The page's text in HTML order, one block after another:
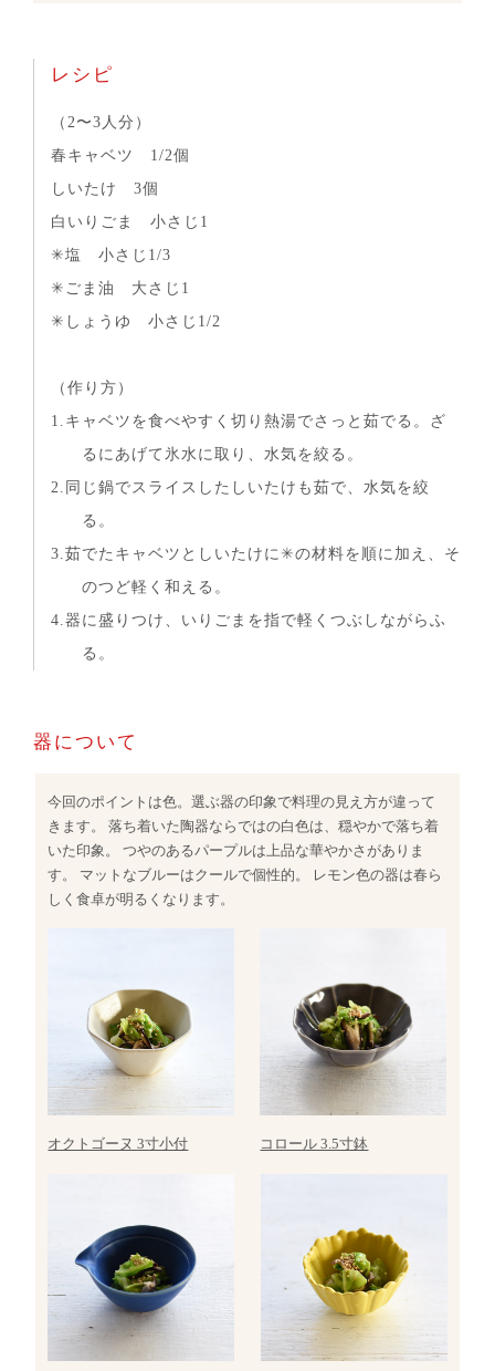
レシピ
（2〜3人分）
春キャベツ 1/2個
しいたけ 3個
白いりごま 小さじ1
✳︎塩 小さじ1/3
✳︎ごま油 大さじ1
✳︎しょうゆ 小さじ1/2
（作り方）
1.キャベツを食べやすく切り熱湯でさっと茹でる。ざ
るにあげて氷水に取り、水気を絞る。
2.同じ鍋でスライスしたしいたけも茹で、水気を絞
る。
3.茹でたキャベツとしいたけに✳︎の材料を順に加え、そ
のつど軽く和える。
4.器に盛りつけ、いりごまを指で軽くつぶしながらふ
る。
器について
今回のポイントは色。選ぶ器の印象で料理の見え方が違って
きます。 落ち着いた陶器ならではの白色は、穏やかで落ち着
いた印象。 つやのあるパープルは上品な華やかさがありま
す。 マットなブルーはクールで個性的。 レモン色の器は春ら
しく食卓が明るくなります。
オクトゴーヌ 3寸小付 コロール 3.5寸鉢